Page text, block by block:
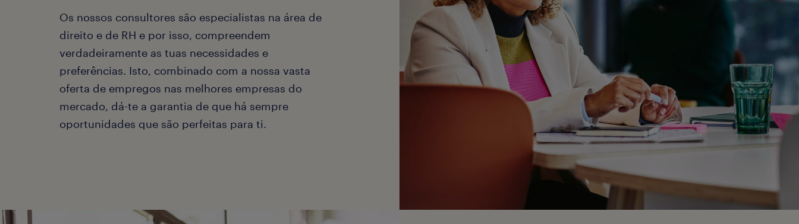
Os nossos consultores são especialistas na área de
direito e de RH e por isso, compreendem
verdadeiramente as tuas necessidades e
preferências. Isto, combinado com a nossa vasta
oferta de empregos nas melhores empresas do
mercado, dá-te a garantia de que há sempre
oportunidades que são perfeitas para ti.